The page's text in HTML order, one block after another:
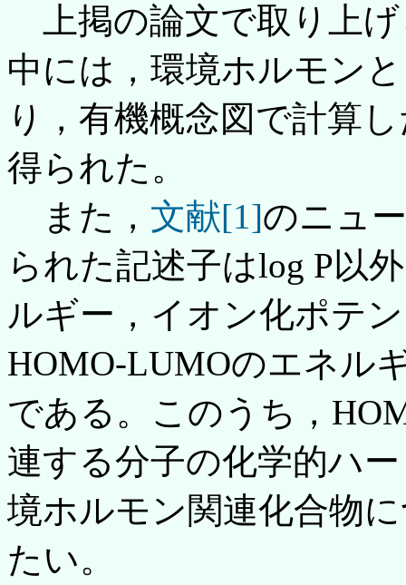
上掲の論文で取り上
中には，環境ホルモン
り，有機概念図で計算
得られた。
また， 文献[1]のニュ
られた記述子はlog P以
ルギー，イオン化ポテ
HOMO-LUMOのエネル
である。このうち，
連する分子の化学的ハ
境ホルモン関連化合物
たい。